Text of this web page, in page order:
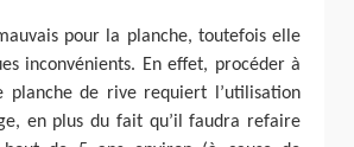
pour la planche, toutefois elle
inconvénients. En effet, procéder à
planche de rive requiert l’utilisation
en plus du fait qu’il faudra refaire